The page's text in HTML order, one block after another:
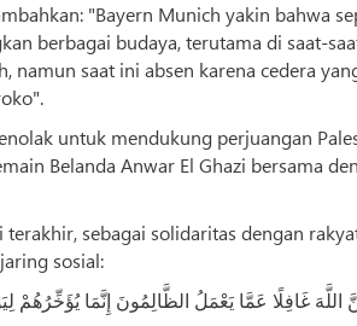
"Bayern Munich yakin bahwa
berbagai budaya, terutama di saat-
namun saat ini absen karena cedera
untuk mendukung perjuangan
Belanda Anwar El Ghazi bersama
terakhir, sebagai solidaritas dengan
sosial:
اللَّهَ غَافِلًا عَمَّا يَعْمَلُ الظَّالِمُونَ إِنَّمَا يُؤَخِّرُهُمْ